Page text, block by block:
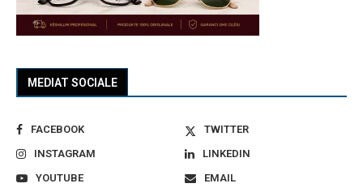
MEDIAT SOCIALE
FACEBOOK
TWITTER
INSTAGRAM
LINKEDIN
YOUTUBE
EMAIL